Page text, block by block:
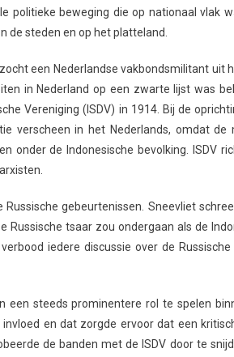
politieke beweging die op nationaal vlak
de steden en op het platteland.
een Nederlandse vakbondsmilitant uit
in Nederland op een zwarte lijst was
Vereniging (ISDV) in 1914. Bij de
verscheen in het Nederlands, omdat
onder de Indonesische bevolking. ISDV
Russische gebeurtenissen. Sneevliet
Russische tsaar zou ondergaan als de
iedere discussie over de
een steeds prominentere rol te spelen
en dat zorgde ervoor dat een
de banden met de ISDV door te